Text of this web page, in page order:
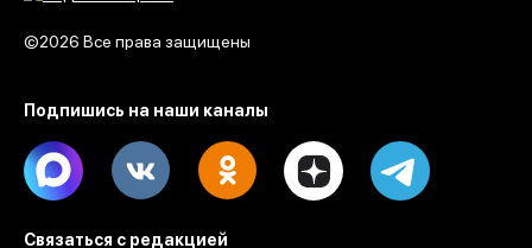
©2026 Все права защищены
Подпишись на наши каналы
Max Dzen
Связаться с редакцией